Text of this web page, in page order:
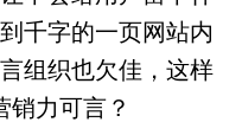
千字的一页网站内
组织也欠佳，这样
销力可言？